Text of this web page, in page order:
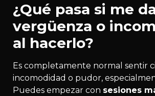
¿Qué pasa si me
vergüenza o
al hacerlo?
Es completamente normal sentir
incomodidad o pudor,
Puedes empezar con sesiones